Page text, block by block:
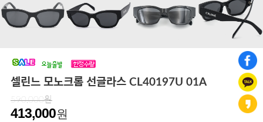
셀린느 모노크롬 선글라스 CL40197U 01A
590,000원
413,000원